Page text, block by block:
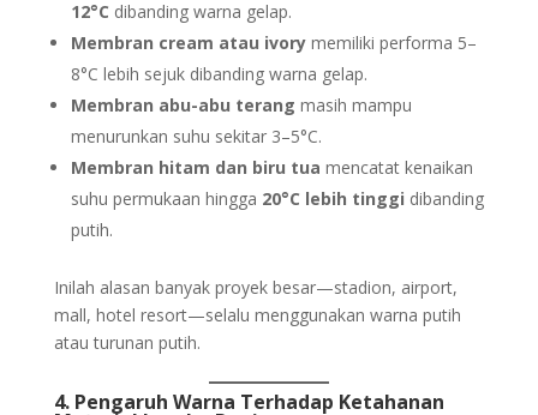
12°C dibanding warna gelap.
Membran cream atau ivorymemiliki performa 5–
8°C lebih sejuk dibanding warna gelap.
Membran abu-abu terang masih mampu
menurunkan suhu sekitar 3–5°C.
Membran hitam dan biru tua mencatat kenaikan
suhu permukaan hingga 20°C lebih tinggi dibanding
putih.
Inilah alasan banyak proyek besar—stadion, airport,
mall, hotel resort—selalu menggunakan warna putih
atau turunan putih.
4. Pengaruh Warna Terhadap Ketahanan